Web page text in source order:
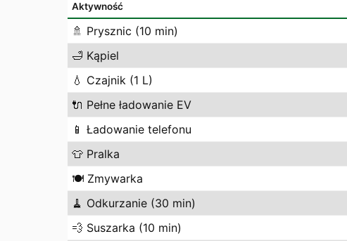
Aktywność
🚿 Prysznic (10 min)
🛁 Kąpiel
💧 Czajnik (1 L)
🔌 Pełne ładowanie EV
📱 Ładowanie telefonu
👕 Pralka
🍽️ Zmywarka
🧹 Odkurzanie (30 min)
💨 Suszarka (10 min)